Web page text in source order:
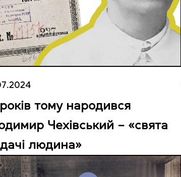
тому народився
Чехівський – «свята
людина»